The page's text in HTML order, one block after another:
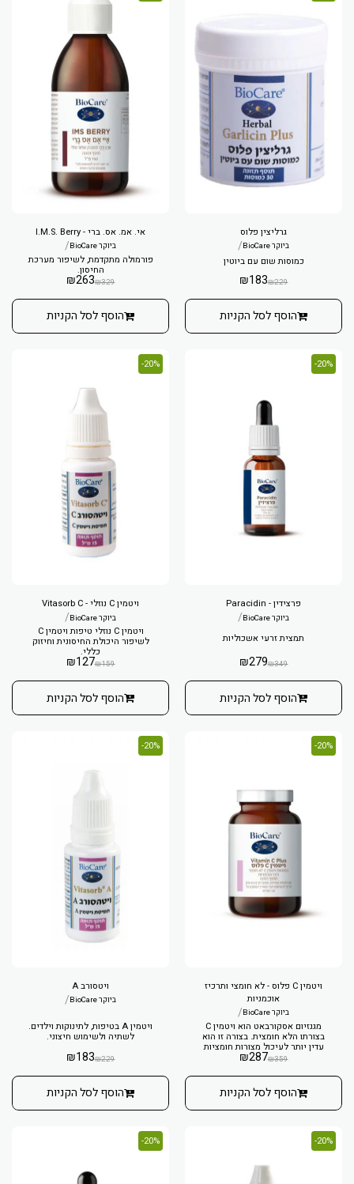
גרליצין פלוס
ביוקר BioCare /
כמוסות שום עם ביוטין
₪229
₪183
הוסף לסל הקניות
אי. אמ. אס. ברי - I.M.S. Berry
ביוקר BioCare /
פורמולה מתקדמת, לשיפור מערכת
החיסון.
₪329
₪263
הוסף לסל הקניות
20%-
פרצידין - Paracidin
ביוקר BioCare /
תמצית זרעי אשכוליות
₪349
₪279
הוסף לסל הקניות
20%-
ויטמין C נוזלי - Vitasorb C
ביוקר BioCare /
ויטמין C נוזלי טיפות ויטמין C
לשיפור היכולת החיסונית וחיזוק
כללי.
₪159
₪127
הוסף לסל הקניות
20%-
ויטמין C פלוס - לא חומצי ותרכיז
אוכמניות
ביוקר BioCare /
מגנזיום אסקורבאט הוא ויטמין C
בצורתו הלא חומצית. בצורה זו הוא
עדין יותר לעיכול מצורות חומציות
של ויטמין C.
₪359
₪287
הוסף לסל הקניות
20%-
ויטסורב A
ביוקר BioCare /
ויטמין A בטיפות, לתינוקות וילדים.
לשתיה ולשימוש חיצוני.
₪229
₪183
הוסף לסל הקניות
20%-
20%-